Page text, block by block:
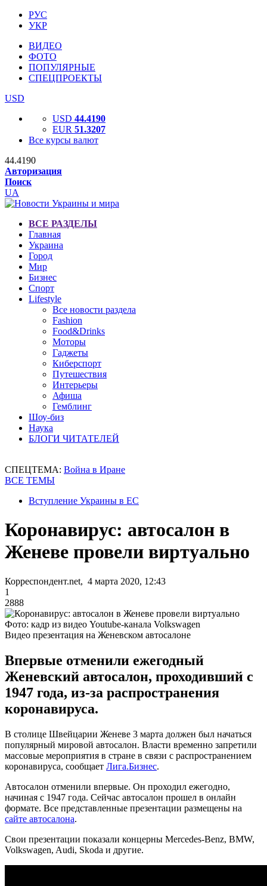
РУС
УКР
ВИДЕО
ФОТО
ПОПУЛЯРНЫЕ
СПЕЦПРОЕКТЫ
USD
USD 44.4190
EUR 51.3207
Все курсы валют
44.4190
Авторизация
Поиск
UA
ВСЕ РАЗДЕЛЫ
Главная
Украина
Город
Мир
Бизнес
Спорт
Lifestyle
Все новости раздела
Fashion
Food&Drinks
Моторы
Гаджеты
Киберспорт
Путешествия
Интерьеры
Афиша
Гемблинг
Шоу-биз
Наука
БЛОГИ ЧИТАТЕЛЕЙ
СПЕЦТЕМА: Война в Иране
ВСЕ ТЕМЫ
Вступление Украины в ЕС
Коронавирус: автосалон в
Женеве провели виртуально
Корреспондент.net, 4 марта 2020, 12:43
1
2888
Фото: кадр из видео Youtube-канала Volkswagen
Видео презентация на Женевском автосалоне
Впервые отменили ежегодный
Женевский автосалон, проходивший с
1947 года, из-за распространения
коронавируса.
В столице Швейцарии Женеве 3 марта должен был начаться
популярный мировой автосалон. Власти временно запретили
массовые мероприятия в стране в связи с распространением
коронавируса, сообщает Лига.Бизнес.
Автосалон отменили впервые. Он проходил ежегодно,
начиная с 1947 года. Сейчас автосалон прошел в онлайн
формате. Все представленные презентации размещены на
сайте автосалона.
Свои презентации показали концерны Mercedes-Benz, BMW,
Volkswagen, Audi, Skoda и другие.